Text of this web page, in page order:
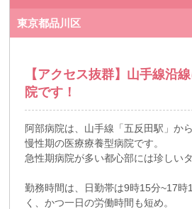
東京都品川区
【アクセス抜群】山手線沿
院です！
阿部病院は、山手線「五反田駅」か
慢性期の医療療養型病院です。
急性期病院が多い都心部には珍しい
勤務時間は、日勤帯は9時15分~17時
く、かつ一日の労働時間も短め。